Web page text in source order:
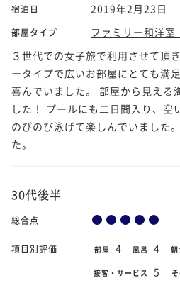
宿泊日 2019年2月23日
部屋タイプ
ファミリー和洋室
３世代での女子旅で利用させて頂
ータイプで広いお部屋にとても満
喜んでいました。 部屋から見える
した！ プールにも二日間入り、空
のびのび泳げて楽しんでいました
た。
30代後半
総合点
項目別評価 部屋 4 風呂 4 朝
接客・サービス 5